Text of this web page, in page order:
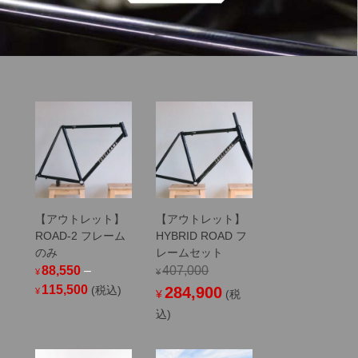
【アウトレット】
ROAD-2 フレーム
のみ
¥88,550 –
¥ 115,500Price
through
(税込)
【アウトレット】
HYBRID ROAD フ
レームセット
¥407,000
Original
price
¥407,000.
¥284,900Current
¥284,900.
(税
込)